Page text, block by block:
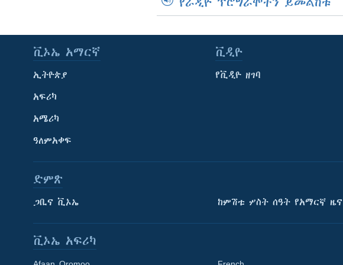
ቪኦኤ አማርኛ
ኢትዮጵያ
አፍሪካ
አሜሪካ
ዓለምአቀፍ
ቪዲዮ
የቪዲዮ ዘገባ
ድምጽ
ጋቢና ቪኦኤ ከምሽቱ ሦስት ሰዓት የአማርኛ ዜና
ቪኦኤ አፍሪካ